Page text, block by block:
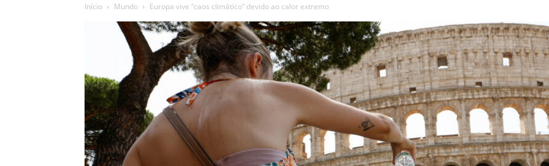
Início Mundo Europa vive “caos climático” devido ao calor extremo